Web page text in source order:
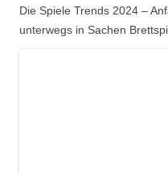
Die Spiele Trends 2024 –
unterwegs in Sachen